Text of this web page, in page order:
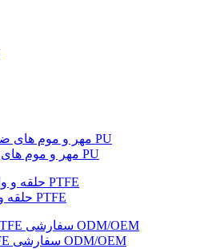
مهر و موم های ضد گرد و غبار PU
حلقه و واشر پشتیبان PTFE
محصولات PTFE سفارشی ODM/OEM